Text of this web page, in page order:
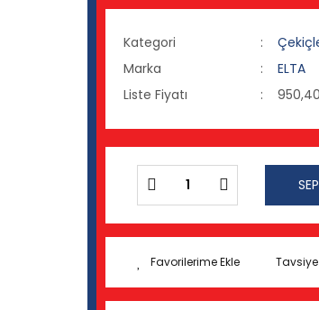
Kategori
Marka
ELTA
Liste Fiyatı
Tavsiye